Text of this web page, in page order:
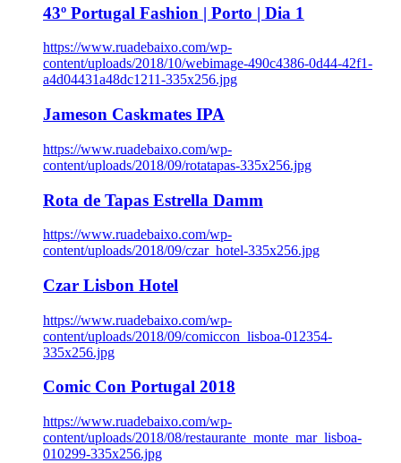
43º Portugal Fashion | Porto | Dia 1
https://www.ruadebaixo.com/wp-
content/uploads/2018/10/webimage-490c4386-0d44-42f1-
a4d04431a48dc1211-335x256.jpg
Jameson Caskmates IPA
https://www.ruadebaixo.com/wp-
content/uploads/2018/09/rotatapas-335x256.jpg
Rota de Tapas Estrella Damm
https://www.ruadebaixo.com/wp-
content/uploads/2018/09/czar_hotel-335x256.jpg
Czar Lisbon Hotel
https://www.ruadebaixo.com/wp-
content/uploads/2018/09/comiccon_lisboa-012354-
335x256.jpg
Comic Con Portugal 2018
https://www.ruadebaixo.com/wp-
content/uploads/2018/08/restaurante_monte_mar_lisboa-
010299-335x256.jpg